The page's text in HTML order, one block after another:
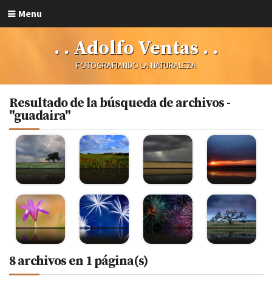
Menu
. . Adolfo Ventas . .
FOTOGRAFIANDO LA NATURALEZA
Resultado de la búsqueda de archivos -
"guadaira"
8 archivos en 1 página(s)